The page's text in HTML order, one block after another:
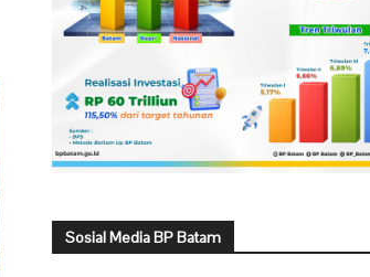
Sosial Media BP Batam